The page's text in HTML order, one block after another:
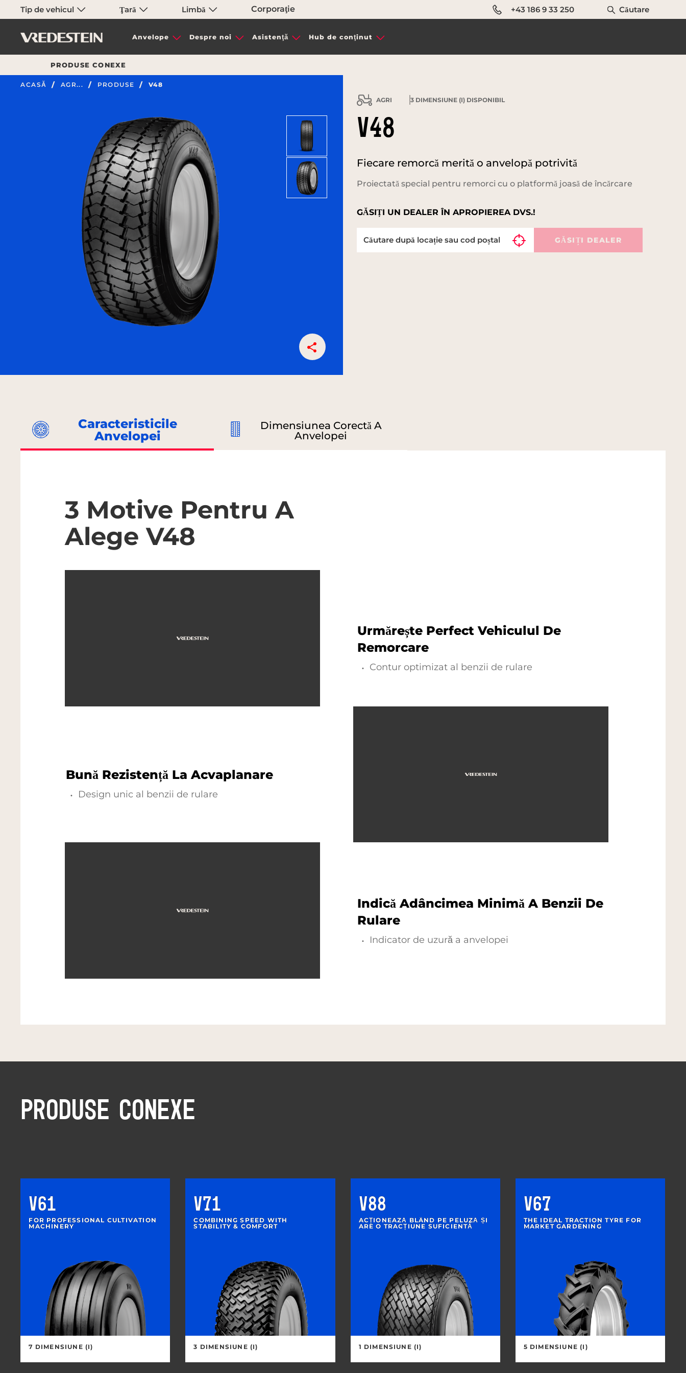
Tip de vehicul Ţară Limbă Corporaţie +43 186 9 33 250 Căutare
Anvelope Despre noi Asistenţă Hub de conţinut
PRODUSE CONEXE
ACASĂ AGR... PRODUSE V48
AGRI 3DIMENSIUNE (I) DISPONIBIL
V48
Fiecare remorcă merită o anvelopă potrivită
Proiectată special pentru remorci cu o platformă joasă de încărcare
GĂSIȚI UN DEALER ÎN APROPIEREA DVS.!
GĂSIȚI DEALER
Caracteristicile
Anvelopei
Dimensiunea Corectă A
Anvelopei
3 Motive Pentru A
Alege V48
Urmărește Perfect Vehiculul De
Remorcare
Contur optimizat al benzii de rulare
Bună Rezistență La Acvaplanare
Design unic al benzii de rulare
Indică Adâncimea Minimă A Benzii De
Rulare
Indicator de uzură a anvelopei
PRODUSE CONEXE
V61
FOR PROFESSIONAL CULTIVATION
MACHINERY
7 DIMENSIUNE (I)
V71
COMBINING SPEED WITH
STABILITY & COMFORT
3 DIMENSIUNE (I)
V88
ACȚIONEAZĂ BLÂND PE PELUZĂ ȘI
ARE O TRACȚIUNE SUFICIENTĂ
1 DIMENSIUNE (I)
V67
THE IDEAL TRACTION TYRE FOR
MARKET GARDENING
5 DIMENSIUNE (I)